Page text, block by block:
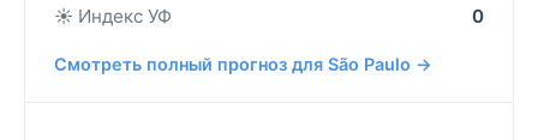
☀️ Индекс УФ 0
Смотреть полный прогноз для São Paulo →